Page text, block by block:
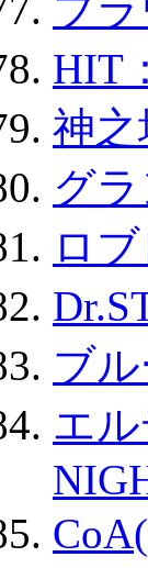
HIT
神之
グ
ロ
ブ
エ